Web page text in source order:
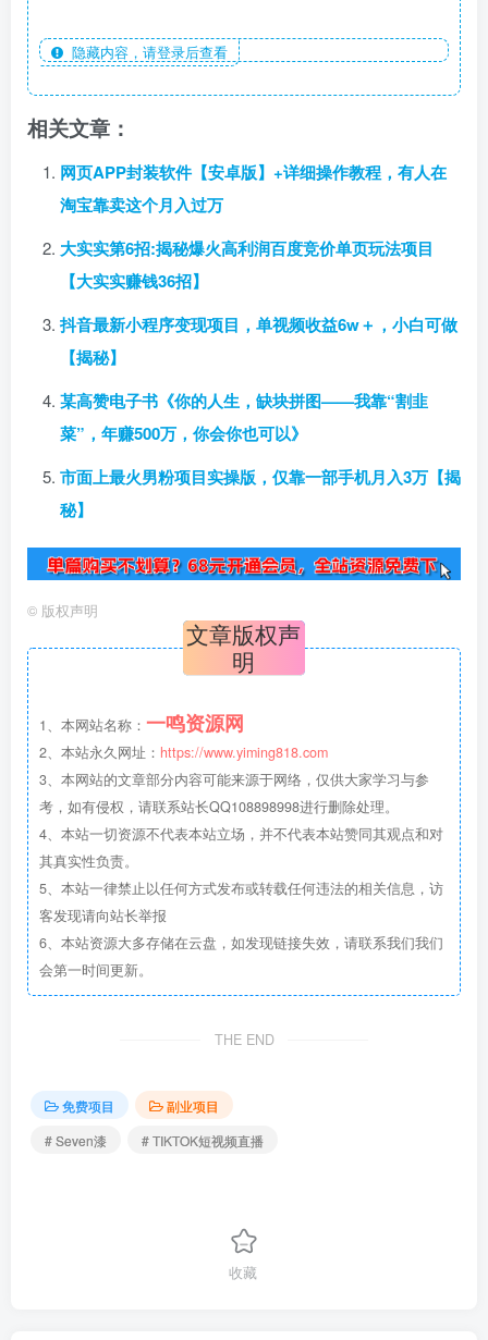
隐藏内容，请登录后查看
相关文章：
网页APP封装软件【安卓版】+详细操作教程，有人在
淘宝靠卖这个月入过万
大实实第6招:揭秘爆火高利润百度竞价单页玩法项目
【大实实赚钱36招】
抖音最新小程序变现项目，单视频收益6w＋，小白可做
【揭秘】
某高赞电子书《你的人生，缺块拼图——我靠“割韭
菜”，年赚500万，你会你也可以》
市面上最火男粉项目实操版，仅靠一部手机月入3万【揭
秘】
© 版权声明
文章版权声
明
1、本网站名称： 一鸣资源网
2、本站永久网址： https://www.yiming818.com
3、本网站的文章部分内容可能来源于网络，仅供大家学习与参
考，如有侵权，请联系站长QQ108898998进行删除处理。
4、本站一切资源不代表本站立场，并不代表本站赞同其观点和对
其真实性负责。
5、本站一律禁止以任何方式发布或转载任何违法的相关信息，访
客发现请向站长举报
6、本站资源大多存储在云盘，如发现链接失效，请联系我们我们
会第一时间更新。
THE END
免费项目
副业项目
# Seven漆
# TIKTOK短视频直播
收藏